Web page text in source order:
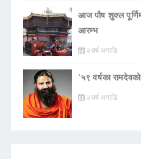
आज पौष शुक्ल
आरम्भ
२ वर्ष अगाडि
‘५९ वर्षका
२ वर्ष अगाडि